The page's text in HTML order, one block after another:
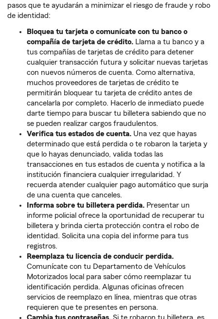
pasos que te ayudarán a minimizar el riesgo de fraude y robo
de identidad:
Bloquea tu tarjeta o comunícate con tu banco o
compañía de tarjeta de crédito. Llama a tu banco y a
tus compañías de tarjetas de crédito para detener
cualquier transacción futura y solicitar nuevas tarjetas
con nuevos números de cuenta. Como alternativa,
muchos proveedores de tarjetas de crédito te
permitirán bloquear tu tarjeta de crédito antes de
cancelarla por completo. Hacerlo de inmediato puede
darte tiempo para buscar tu billetera sabiendo que no
se pueden realizar cargos fraudulentos.
Verifica tus estados de cuenta. Una vez que hayas
determinado que está perdida o te robaron la tarjeta y
que lo hayas denunciado, valida todas las
transacciones en tus estados de cuenta y notifica a la
institución financiera cualquier irregularidad. Y
recuerda atender cualquier pago automático que surja
de una cuenta que canceles.
Informa sobre tu billetera perdida. Presentar un
informe policial ofrece la oportunidad de recuperar tu
billetera y brinda cierta protección contra el robo de
identidad. Solicita una copia del informe para tus
registros.
Reemplaza tu licencia de conducir perdida.
Comunícate con tu Departamento de Vehículos
Motorizados local para saber cómo reemplazar tu
identificación perdida. Algunas oficinas ofrecen
servicios de reemplazo en línea, mientras que otras
requieren que te presentes en persona.